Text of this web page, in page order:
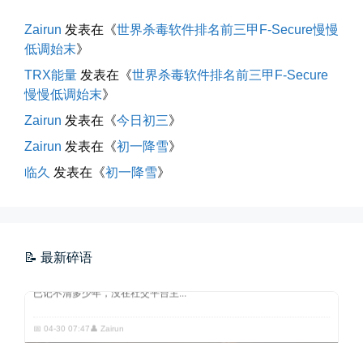
Zairun 发表在《世界杀毒软件排名前三甲F-Secure慢慢
低调始末》
TRX能量 发表在《世界杀毒软件排名前三甲F-Secure
慢慢低调始末》
Zairun 发表在《今日初三》
Zairun 发表在《初一降雪》
临久 发表在《初一降雪》
📝 最新碎语
📅 04-30 21:41